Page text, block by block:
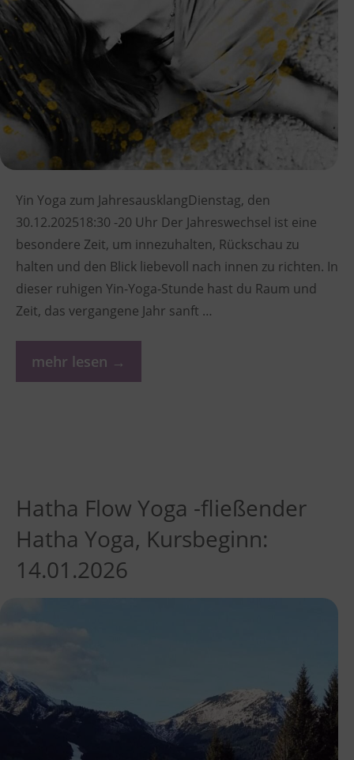
Yin Yoga zum JahresausklangDienstag, den
30.12.202518:30 -20 Uhr Der Jahreswechsel ist eine
besondere Zeit, um innezuhalten, Rückschau zu
halten und den Blick liebevoll nach innen zu richten. In
dieser ruhigen Yin-Yoga-Stunde hast du Raum und
Zeit, das vergangene Jahr sanft …
mehr lesen →
Hatha Flow Yoga -fließender
Hatha Yoga, Kursbeginn:
14.01.2026